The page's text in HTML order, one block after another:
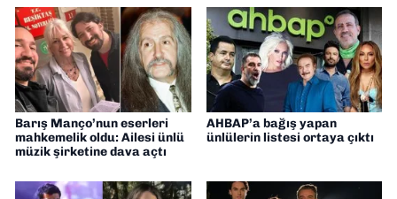
Barış Manço’nun eserleri
mahkemelik oldu: Ailesi ünlü
müzik şirketine dava açtı
AHBAP’a bağış yapan
ünlülerin listesi ortaya çıktı